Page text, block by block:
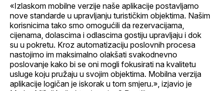
«Izlaskom mobilne verzije naše aplikacije postavljamo
nove standarde u upravljanju turističkim objektima. Našim
korisnicima tako smo omogućili da rezervacijama,
cijenama, dolascima i odlascima gostiju upravljaju i dok
su u pokretu. Kroz automatizaciju poslovnih procesa
nastojimo im maksimalno olakšati svakodnevno
poslovanje kako bi se oni mogli fokusirati na kvalitetu
usluge koju pružaju u svojim objektima. Mobilna verzija
aplikacije logičan je iskorak u tom smjeru.», izjavio je